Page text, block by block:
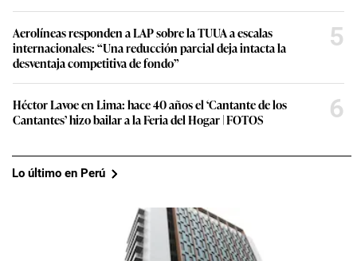
Aerolíneas responden a LAP sobre la TUUA a escalas
internacionales: “Una reducción parcial deja intacta la
desventaja competitiva de fondo”
5
Héctor Lavoe en Lima: hace 40 años el ‘Cantante de los
Cantantes’ hizo bailar a la Feria del Hogar | FOTOS
6
Lo último en Perú